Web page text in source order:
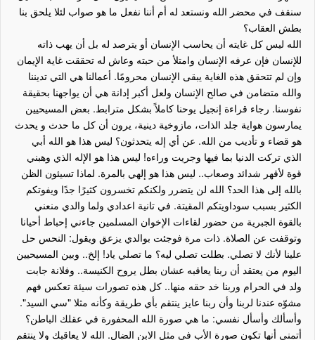
سنقف في محضر الله ونستعد له أم أننا نفعل ما هو صواب لئلا يلحق بنا
بطش العقاب؟
الله ليس كل غايته أن يحاسب الإنسان أو يترصد له بل أن يهب ذاته
للإنسان فإن عرفه الإنسان وامتلأ من حبته وعاش له تحققت غاية الإيمان
وإن لم تتحقق هذه الغاية يبقى الإنسان محرومًا. أعمالنا هي التي تديننا
والله متضامن في صالح الإنسان ولعل أكبر إدانة هي أن يواجهنا بحقيقة
نفوسنا. رجاء قراءة إنجيل يوحنا كاملاً بشكل مترابط. بعض المسيحيين
يمارسون هواية جلد الذات، مازوخية دينية، يرون أن كل ما حدث و يحدث
هو قضاء و تأديب من الله. عن أي إله يتحدثون؟ ليس هذا هو الله أبي
الذي تركت الدنيا بما فيها وجريت وراءه! ليس هذا هو الإله الذي وهبني
قوة لأقهر شدائد وصعاب.. ليس هذا هو إلهي بالمرة. لماذا تسيئون الظن
بالله إلى هذا الحد؟ الله لن يتضرر ولكنكم تخسرون كثيرًا جدًا ويفوتكم
الكثير بسبب سوداويتكم المقيتة. في تانية اعدادي ولما والدي منعني
بالقوة الجبرية من حضور لقاءات الإخوان المسلمين جاءني إحباط أحيانا
وتوقفت عن الصلاة. ذات مرة فوجئت بوالدي يزعق ويقول: النحس حل
علينا لأنك لا تصلي. بطلت تصلي ليه؟ ما تصلي ياد! إلخ.. وبين المسيحيين
اليوم من يعتقد أن ربنا يعاقبه عشان بطل يروح الكنيسة.. وفلانة جابت
ولد في الحرام وربنا خد حقه منها.. كل هذه تصورات سيئة تعكس فهم
مشوّه عندنا لربنا وأن ربنا عايز ينتقم بأي طريقة وكأنه مثلا "سي السيد".
وأسألك وأسأل نفسي: ما هي صورة الله المحفورة في عقلك الباطن؟
أتمنى أنها تكون صورة الأب في مثل الابن الضال. الله لا يعاقبك ولا ينتقم